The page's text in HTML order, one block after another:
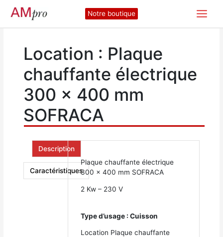
Notre boutique
Location : Plaque
chauffante électrique
300 x 400 mm
SOFRACA
Description
Caractéristiques
Plaque chauffante électrique
300 x 400 mm SOFRACA
2 Kw – 230 V
Type d’usage : Cuisson
Location Plaque chauffante